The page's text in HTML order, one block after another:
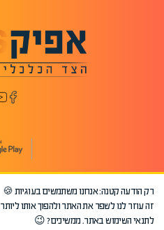
©2026 כל הזכויות שמורות לאפיק.
רק הודעה קטנה: אנחנו משתמשים בעוגיות 🍪
זה עוזר לנו לשפר את האתר ולהפוך אותו
לתנאי השימוש באתר. ממשיכים? 😉